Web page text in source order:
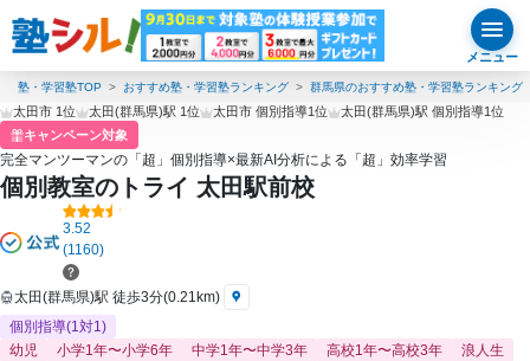
メニュー
塾・学習塾TOP おすすめ塾・学習塾ランキング 群馬県のおすすめ塾・学習塾ランキング
太田市 1位 太田(群馬県)駅 1位 太田市 個別指導1位
太田(群馬県)駅 個別指導1位
キャンペーン対象
完全マンツーマンの「超」個別指導×最新AI分析による「超」効率学習
個別教室のトライ 太田駅前校
3.52
(1160)
太田(群馬県)駅 徒歩3分(0.21km)
個別指導(1対1)
幼児
小学1年〜小学6年 中学1年〜中学3年 高校1年〜高校3年 浪人生